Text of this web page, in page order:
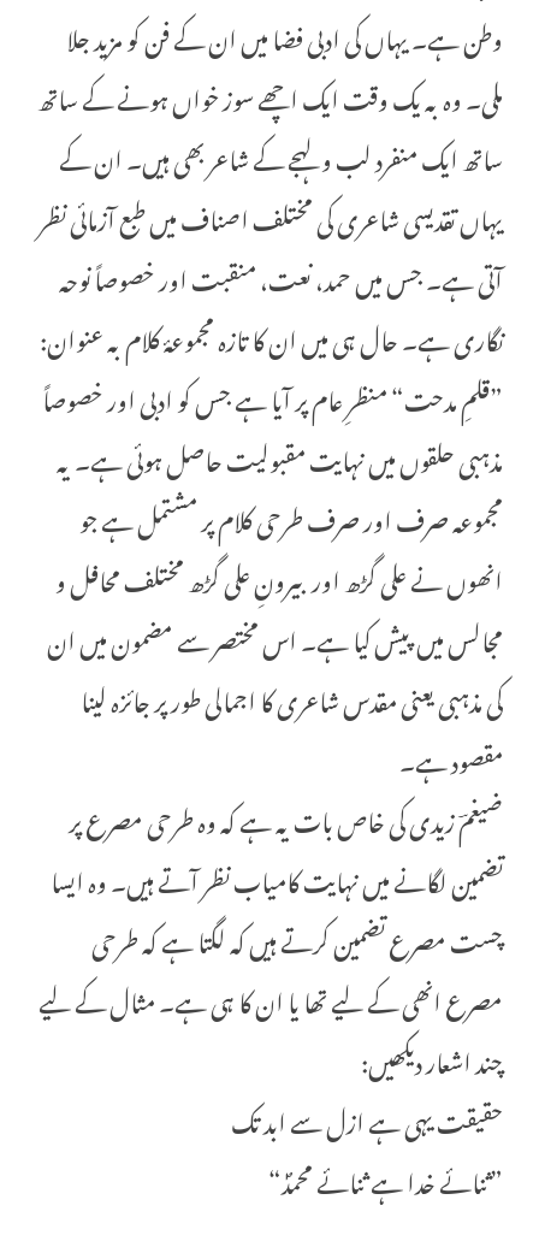
وطن ہے۔ یہاں کی ادبی فضا میں ان کے فن کو مزید جلا
ملی۔ وہ بہ یک وقت ایک اچھے سوز خواں ہونے کے ساتھ
ساتھ ایک منفرد لب و لہجے کے شاعر بھی ہیں۔ ان کے
یہاں تقدیسی شاعری کی مختلف اصناف میں طبع آزمائی نظر
آتی ہے۔ جس میں حمد، نعت، منقبت اور خصوصاً نوحہ
نگاری ہے۔ حال ہی میں ان کا تازہ مجموعۂ کلام بہ عنوان:
”قلمِ مدحت“ منظرِ عام پر آیا ہے جس کو ادبی اور خصوصاً
مذہبی حلقوں میں نہایت مقبولیت حاصل ہوئی ہے۔ یہ
مجموعہ صرف اور صرف طرحی کلام پر مشتمل ہے جو
انھوں نے علی گڑھ اور بیرونِ علی گڑھ مختلف محافل و
مجالس میں پیش کیا ہے۔ اس مختصر سے مضمون میں ان
کی مذہبی یعنی مقدس شاعری کا اجمالی طور پر جائزہ لینا
مقصود ہے۔
ضیغمؔ زیدی کی خاص بات یہ ہے کہ وہ طرحی مصرع پر
تضمین لگانے میں نہایت کامیاب نظر آتے ہیں۔ وہ ایسا
چست مصرع تضمین کرتے ہیں کہ لگتا ہے کہ طرحی
مصرع انھی کے لیے تھا یا ان کا ہی ہے۔ مثال کے لیے
چند اشعار دیکھیں:
حقیقت یہی ہے ازل سے ابد تک
”ثنائے خدا ہے ثنائے محمدؐ“